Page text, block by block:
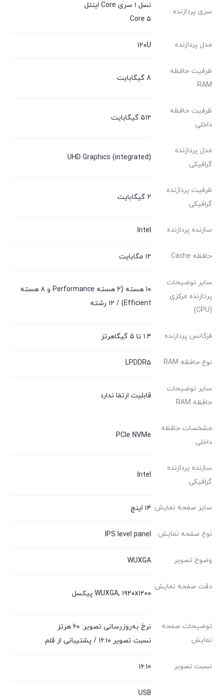
سری پردازنده :
نسل ۱ سری Core اینتل
Core ۵
مدل پردازنده ۱۲۰U
ظرفیت حافظه
RAM
8 گیگابایت
ظرفیت حافظه
داخلی
۵۱۲ گیگابایت
مدل پردازنده
گرافیکی
UHD Graphics (integrated)
ظرفیت پردازنده
گرافیکی
2 گیگابایت
سازنده پردازنده Intel
حافظه Cache ۱۲ مگابایت
سایر توضیحات
پردازنده مرکزی
(CPU)
۱۰ هسته (۲ هسته Performance و ۸ هسته
Efficient) / ۱۲ رشته
فرکانس پردازنده ۱.۴ تا ۵ گیگاهرتز
نوع حافظه RAM LPDDR۵
سایر توضیحات
حافظه RAM
قابلیت ارتقا ندارد
مشخصات حافظه
داخلی
PCIe NVMe
سازنده پردازنده
گرافیکی
Intel
سایز صفحه نمایش ۱۴ اینچ
نوع صفحه نمایش IPS level panel
وضوح تصویر WUXGA
دقت صفحه نمایش
:
WUXGA, ۱۹۲۰x۱۲۰۰ پیکسل
توضیحات صفحه
نمایش
نرخ به‌روزرسانی تصویر: ۶۰ هرتز
نسبت تصویر ۱۶:۱۰ / پشتیبانی از قلم
نسبت تصویر ۱۶:10
USB